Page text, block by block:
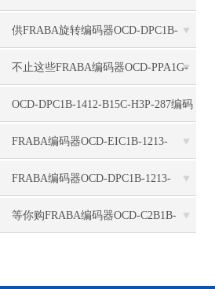
A8B0-5RW
供FRABA旋转编码器OCD-DPC1B-
1213-C100-H3P
不止这些FRABA编码器OCD-PPA1G-
0012-C100-PRP
OCD-DPC1B-1412-B15C-H3P-287编码
器惠言达现货
FRABA编码器OCD-EIC1B-1213-
C10V-PRM
FRABA编码器OCD-DPC1B-1213-
C100-H3P现货库存
等你购FRABA编码器OCD-C2B1B-